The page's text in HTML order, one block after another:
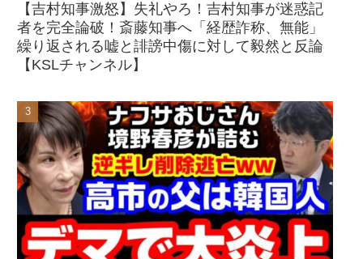
【吉村知事激怒】失礼やろ！吉村知事が迷惑記
者を完全論破！斎藤知事へ「経歴詐称、無能」
繰り返される嘘と誹謗中傷に対して毅然と反論
【KSLチャンネル】